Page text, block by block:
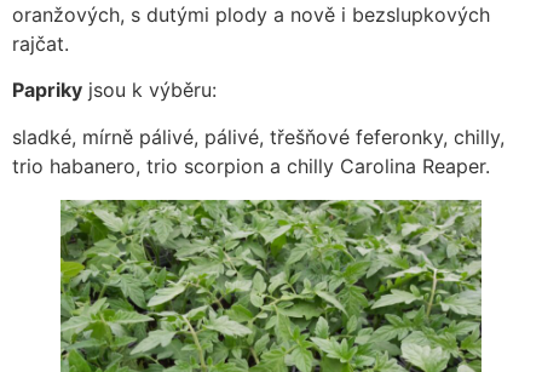
oranžových, s dutými plody a nově i bezslupkových
rajčat.
Papriky jsou k výběru:
sladké, mírně pálivé, pálivé, třešňové feferonky, chilly,
trio habanero, trio scorpion a chilly Carolina Reaper.